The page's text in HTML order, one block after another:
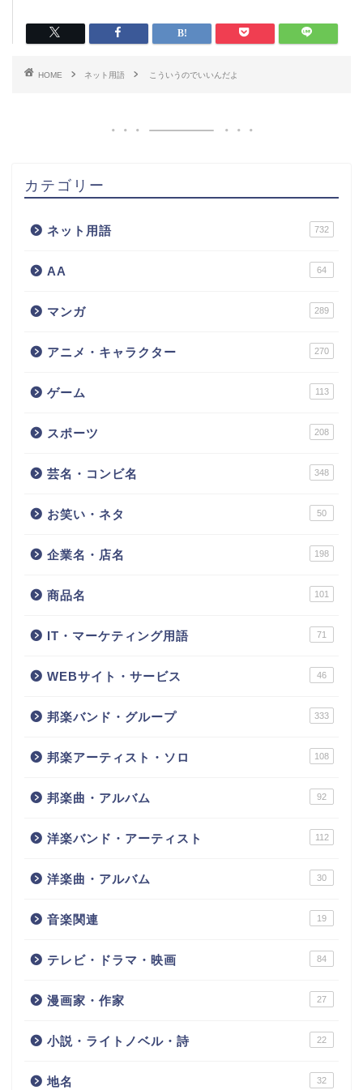
HOME ネット用語 こういうのでいいんだよ
カテゴリー
ネット用語 732
AA 64
マンガ 289
アニメ・キャラクター 270
ゲーム 113
スポーツ 208
芸名・コンビ名 348
お笑い・ネタ 50
企業名・店名 198
商品名 101
IT・マーケティング用語 71
WEBサイト・サービス 46
邦楽バンド・グループ 333
邦楽アーティスト・ソロ 108
邦楽曲・アルバム 92
洋楽バンド・アーティスト 112
洋楽曲・アルバム 30
音楽関連 19
テレビ・ドラマ・映画 84
漫画家・作家 27
小説・ライトノベル・詩 22
地名 32